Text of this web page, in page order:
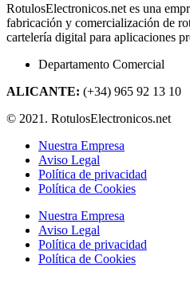
RotulosElectronicos.net es una
fabricación y comercialización de
cartelería digital para aplicaciones
Departamento Comercial
ALICANTE: (+34) 965 92 13 10
© 2021. RotulosElectronicos.net
Nuestra Empresa
Aviso Legal
Política de privacidad
Política de Cookies
Nuestra Empresa
Aviso Legal
Política de privacidad
Política de Cookies